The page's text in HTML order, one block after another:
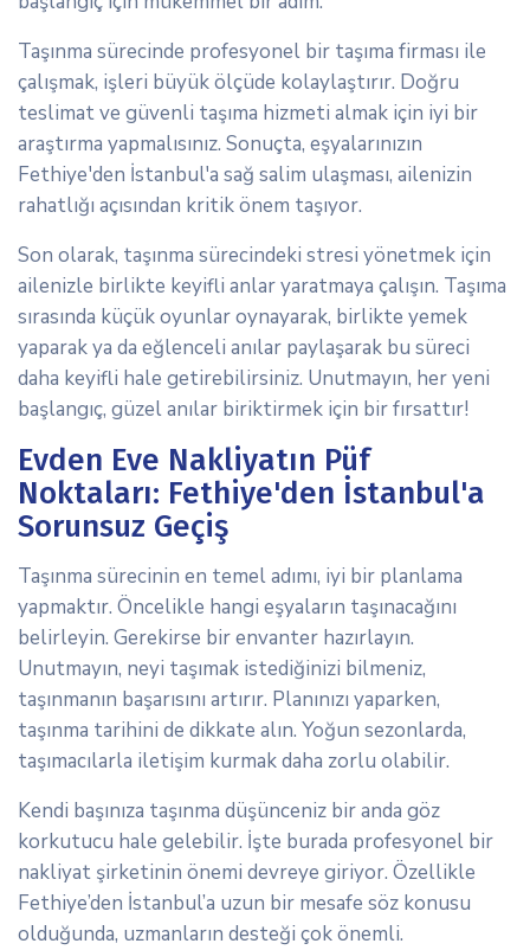
Taşınma sürecinde profesyonel bir taşıma firması ile
çalışmak, işleri büyük ölçüde kolaylaştırır. Doğru
teslimat ve güvenli taşıma hizmeti almak için iyi bir
araştırma yapmalısınız. Sonuçta, eşyalarınızın
Fethiye'den İstanbul'a sağ salim ulaşması, ailenizin
rahatlığı açısından kritik önem taşıyor.
Son olarak, taşınma sürecindeki stresi yönetmek için
ailenizle birlikte keyifli anlar yaratmaya çalışın. Taşıma
sırasında küçük oyunlar oynayarak, birlikte yemek
yaparak ya da eğlenceli anılar paylaşarak bu süreci
daha keyifli hale getirebilirsiniz. Unutmayın, her yeni
başlangıç, güzel anılar biriktirmek için bir fırsattır!
Evden Eve Nakliyatın Püf
Noktaları: Fethiye'den İstanbul'a
Sorunsuz Geçiş
Taşınma sürecinin en temel adımı, iyi bir planlama
yapmaktır. Öncelikle hangi eşyaların taşınacağını
belirleyin. Gerekirse bir envanter hazırlayın.
Unutmayın, neyi taşımak istediğinizi bilmeniz,
taşınmanın başarısını artırır. Planınızı yaparken,
taşınma tarihini de dikkate alın. Yoğun sezonlarda,
taşımacılarla iletişim kurmak daha zorlu olabilir.
Kendi başınıza taşınma düşünceniz bir anda göz
korkutucu hale gelebilir. İşte burada profesyonel bir
nakliyat şirketinin önemi devreye giriyor. Özellikle
Fethiye’den İstanbul’a uzun bir mesafe söz konusu
olduğunda, uzmanların desteği çok önemli.